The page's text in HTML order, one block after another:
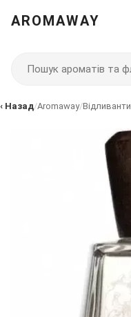
AROMAWAY
‹ Назад/Aromaway/Відливанти